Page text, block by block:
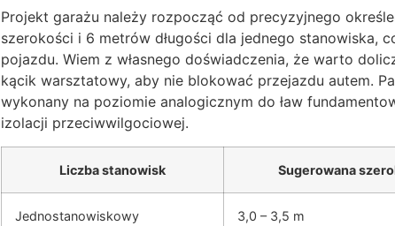
Projekt garażu należy rozpocząć od precyzyjnego
szerokości i 6 metrów długości dla jednego stanowiska,
pojazdu. Wiem z własnego doświadczenia, że warto
kącik warsztatowy, aby nie blokować przejazdu autem.
wykonany na poziomie analogicznym do ław
izolacji przeciwwilgociowej.
Liczba stanowisk Sugerowana
Jednostanowiskowy 3,0 – 3,5 m